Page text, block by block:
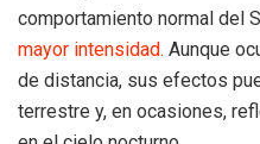
comportamiento normal del
mayor intensidad. Aunque
de distancia, sus efectos
terrestre y, en ocasiones,